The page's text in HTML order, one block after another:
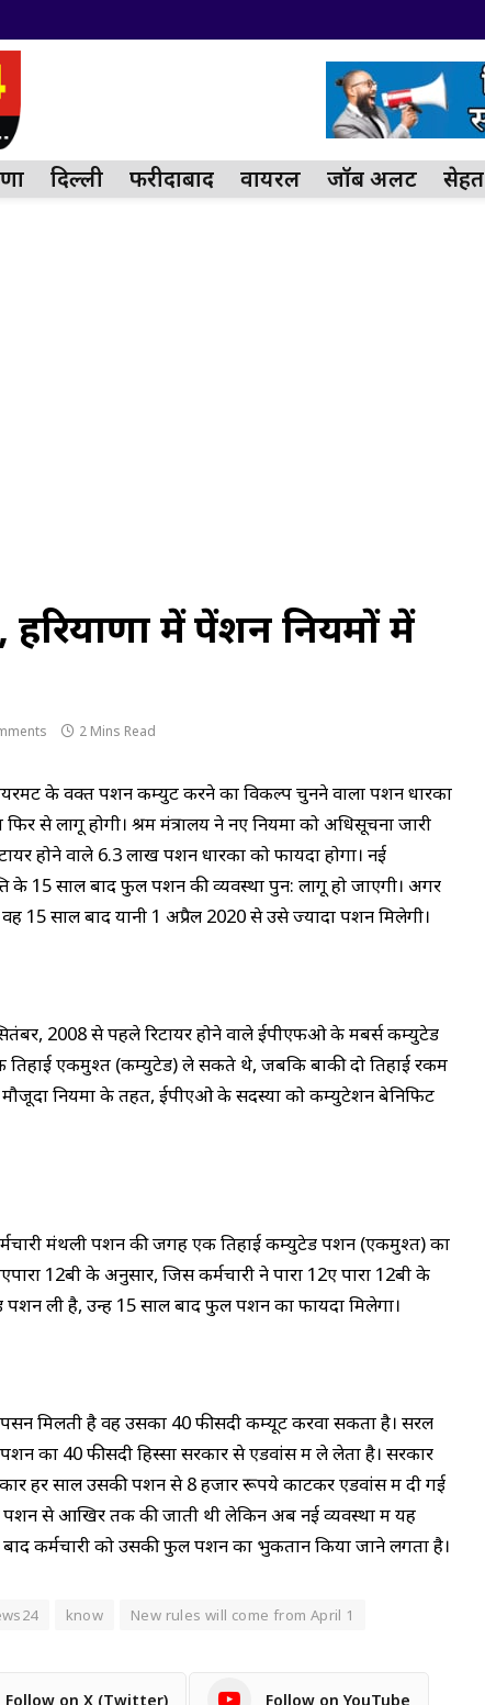
दिल्ली फरीदाबाद वायरल जॉब अलर्ट सेहत
हरियाणा में पेंशन नियमों में
2 Mins Read
के वक्त पेंशन कम्युट करने का विकल्प चुनने वालों पेंशन धारकों
से लागू होगी। श्रम मंत्रालय ने नए नियमों को अधिसूचना जारी
होने वाले 6.3 लाख पेंशन धारकों को फायदा होगा। नई
के 15 साल बाद फुल पेंशन की व्यवस्था पुन: लागू हो जाएगी। अगर
15 साल बाद यानी 1 अप्रैल 2020 से उसे ज्यादा पेंशन मिलेगी।
2008 से पहले रिटायर होने वाले ईपीएफओ के मेंबर्स कम्युटेड
एकमुश्त (कम्युटेड) ले सकते थे, जबकि बाकी दो तिहाई रकम
नियमों के तहत, ईपीएओ के सदस्यों को कम्युटेशन बेनिफिट
मंथली पेंशन की जगह एक तिहाई कम्युटेड पेंशन (एकमुश्त) का
12बी के अनुसार, जिस कर्मचारी ने पारा 12ए पारा 12बी के
ली है, उन्हें 15 साल बाद फुल पेंशन का फायदा मिलेगा।
पेंसन मिलती है वह उसका 40 फीसदी कम्यूट करवा सकता है। सरल
का 40 फीसदी हिस्सा सरकार से एडवांस में ले लेता है। सरकार
हर साल उसकी पेंशन से 8 हजार रूपये काटकर एडवांस में दी गई
से आखिर तक की जाती थी लेकिन अब नई व्यवस्था में यह
कर्मचारी को उसकी फुल पेंशन का भुकतान किया जाने लगता है।
know New rules will come from April 1
Follow on X (Twitter) Follow on YouTube